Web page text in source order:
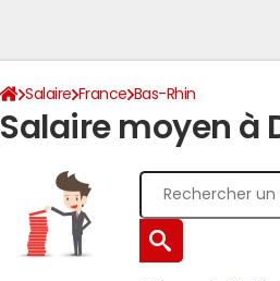
Salaire France Bas-Rhin
Salaire moyen à